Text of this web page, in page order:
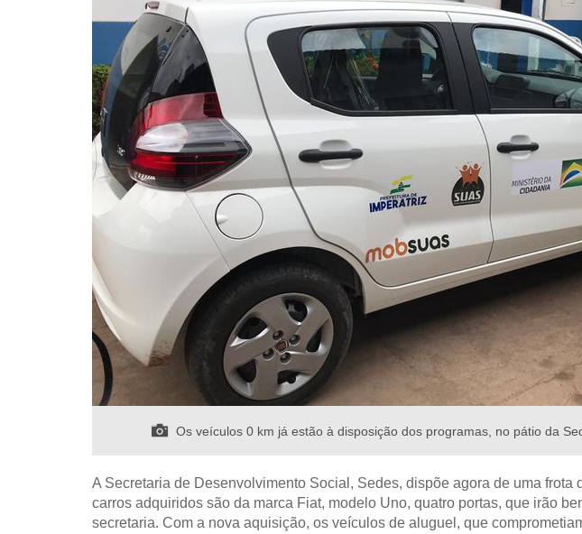
Os veículos 0 km já estão à disposição dos programas, no pátio da
A Secretaria de Desenvolvimento Social, Sedes, dispõe agora de uma frota
carros adquiridos são da marca Fiat, modelo Uno, quatro portas, que irão
secretaria. Com a nova aquisição, os veículos de aluguel, que